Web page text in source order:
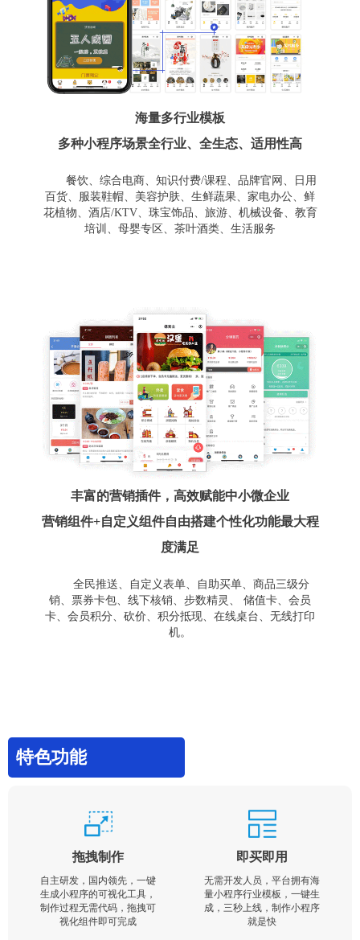
海量多行业模板
多种小程序场景全行业、全生态、适用性高
餐饮、综合电商、知识付费/课程、品牌官网、日用
百货、服装鞋帽、美容护肤、生鲜蔬果、家电办公、鲜
花植物、酒店/KTV、珠宝饰品、旅游、机械设备、教育
培训、母婴专区、茶叶酒类、生活服务
丰富的营销插件，高效赋能中小微企业
营销组件+自定义组件自由搭建个性化功能最大程
度满足
全民推送、自定义表单、自助买单、商品三级分
销、票券卡包、线下核销、步数精灵、 储值卡、会员
卡、会员积分、砍价、积分抵现、在线桌台、无线打印
机。
特色功能
拖拽制作
自主研发，国内领先，一键
生成小程序的可视化工具，
制作过程无需代码，拖拽可
视化组件即可完成
即买即用
无需开发人员，平台拥有海
量小程序行业模板，一键生
成，三秒上线，制作小程序
就是快